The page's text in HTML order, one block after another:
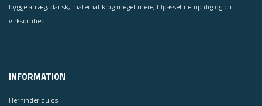
bygge anlæg, dansk, matematik og meget mere, tilpasset netop dig og din
virksomhed.
INFORMATION
Her finder du os